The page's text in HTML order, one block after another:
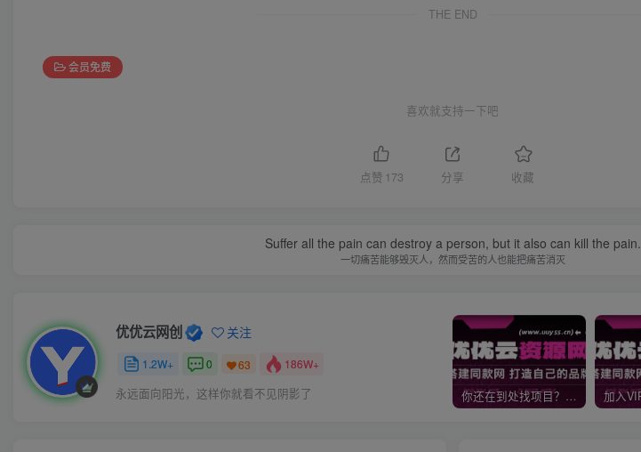
THE END
会员免费
喜欢就支持一下吧
点赞 173 分享 收藏
Suffer all the pain can destroy a person, but it also can kill the pain.
一切痛苦能够毁灭人，然而受苦的人也能把痛苦消灭
优优云网创 关注
1.2W+ 0 63 186W+
永远面向阳光，这样你就看不见阴影了 你还在到处找项目？还在当韭菜？我靠网创资源站一个月收入5万+，曾经我也是个失败者。